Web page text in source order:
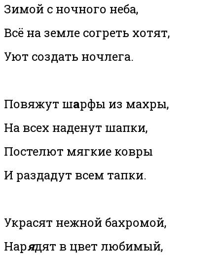
Зимой с ночного неба,
Всё на земле согреть хотят,
Уют создать ночлега.
Повяжут шарфы из махры,
На всех наденут шапки,
Постелют мягкие ковры
И раздадут всем тапки.
Украсят нежной бахромой,
Нарядят в цвет любимый,